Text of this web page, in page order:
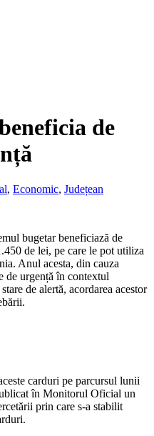
de
, Economic, Județean
bugetar beneficiază de
de lei, pe care le pot utiliza
Anul acesta, din cauza
de urgență în contextul
de alertă, acordarea acestor
carduri pe parcursul lunii
în Monitorul Oficial un
prin care s-a stabilit